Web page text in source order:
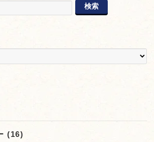
(16)